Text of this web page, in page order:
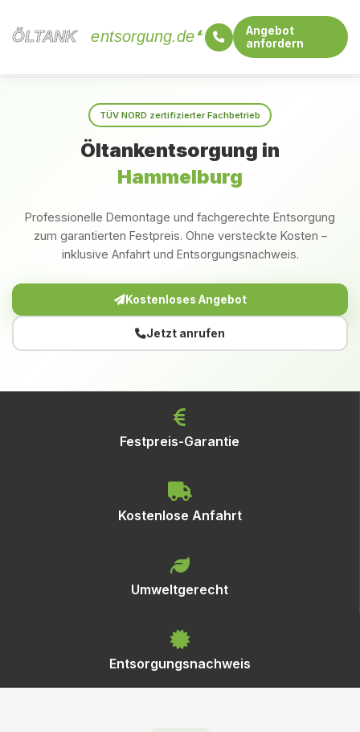
ÖLTANK
ÖLTANK entsorgung.de
Angebot
anfordern
TÜV NORD zertifizierter Fachbetrieb
Öltankentsorgung in
Hammelburg
Professionelle Demontage und fachgerechte Entsorgung
zum garantierten Festpreis. Ohne versteckte Kosten –
inklusive Anfahrt und Entsorgungsnachweis.
Kostenloses Angebot
Jetzt anrufen
Festpreis-Garantie
Kostenlose Anfahrt
Umweltgerecht
Entsorgungsnachweis